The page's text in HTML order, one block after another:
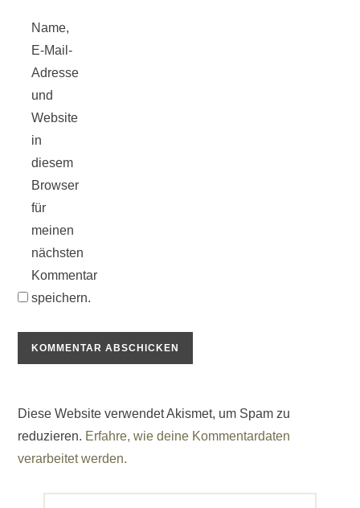
Name,
E-Mail-
Adresse
und
Website
in
diesem
Browser
für
meinen
nächsten
Kommentar
speichern.
Diese Website verwendet Akismet, um Spam zu
reduzieren. Erfahre, wie deine Kommentardaten
verarbeitet werden.